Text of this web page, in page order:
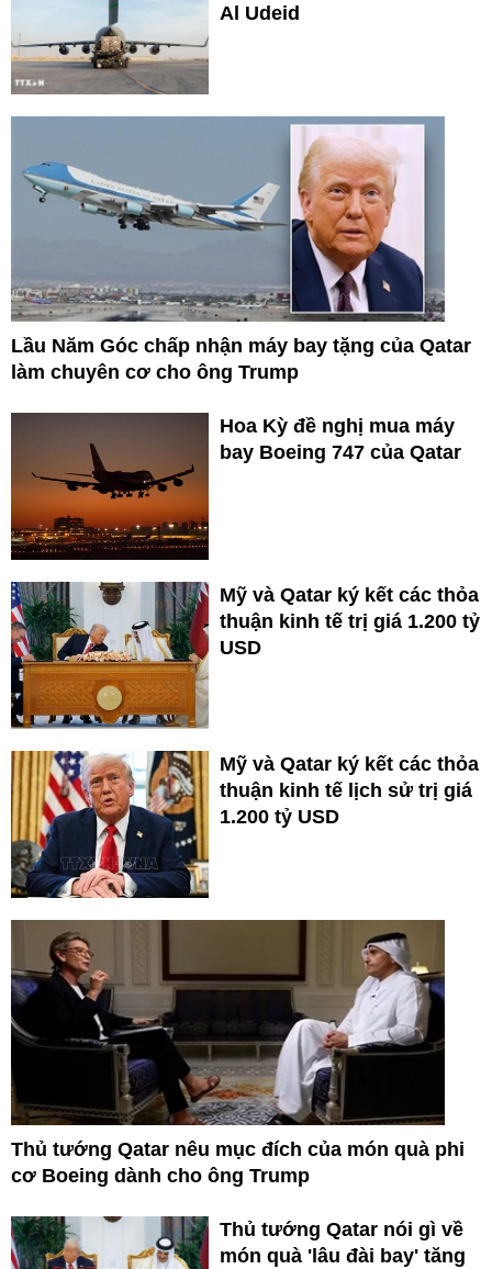
Al Udeid
Lầu Năm Góc chấp nhận máy bay tặng của Qatar
làm chuyên cơ cho ông Trump
Hoa Kỳ đề nghị mua máy
bay Boeing 747 của Qatar
Mỹ và Qatar ký kết các thỏa
thuận kinh tế trị giá 1.200 tỷ
USD
Mỹ và Qatar ký kết các thỏa
thuận kinh tế lịch sử trị giá
1.200 tỷ USD
Thủ tướng Qatar nêu mục đích của món quà phi
cơ Boeing dành cho ông Trump
Thủ tướng Qatar nói gì về
món quà 'lâu đài bay' tăng